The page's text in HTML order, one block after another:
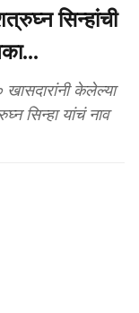
सिन्हांची
केलेल्या
सिन्हा यांचं नाव